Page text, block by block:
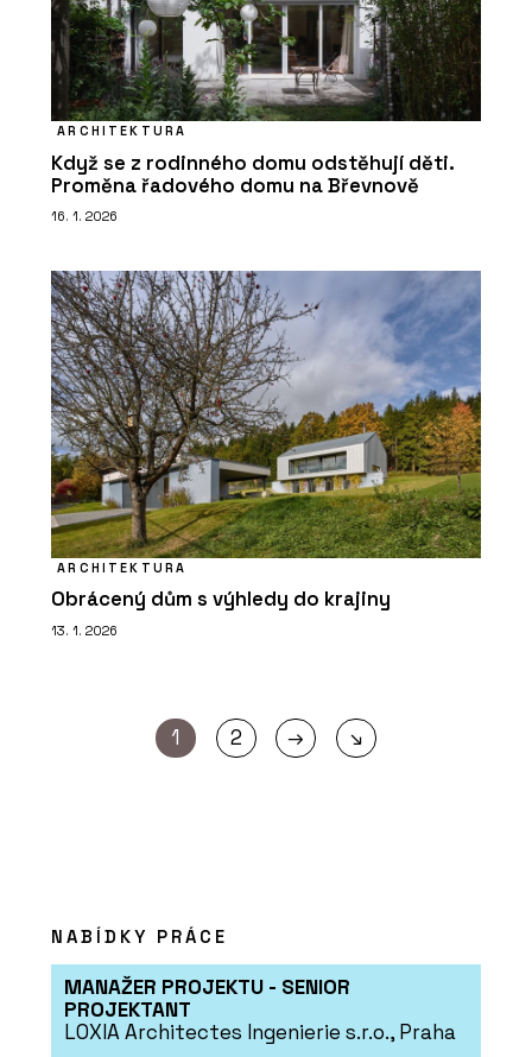
ARCHITEKTURA
Když se z rodinného domu odstěhují děti.
Proměna řadového domu na Břevnově
16. 1. 2026
ARCHITEKTURA
Obrácený dům s výhledy do krajiny
13. 1. 2026
1 2 → ↘
NABÍDKY PRÁCE
MANAŽER PROJEKTU - SENIOR
PROJEKTANT
LOXIA Architectes Ingenierie s.r.o., Praha